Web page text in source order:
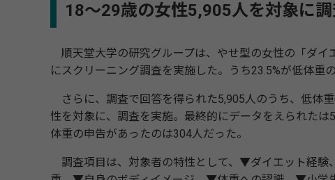
18～29歳の女性5,905人を対象に
順天堂大学の研究グループは、やせ型の女性の「ダ
にスクリーニング調査を実施した。うち23.5%が低体重
さらに、調査で回答を得られた5,905人のうち、低体
性を対象に、調査を実施。最終的にデータをえられた
体重の申告があったのは304人だった。
調査項目は、対象者の特性として、▼ダイエット経